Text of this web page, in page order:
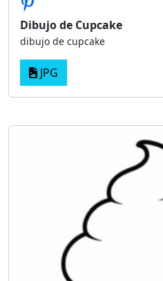
Dibujo de Cupcake
dibujo de cupcake
JPG